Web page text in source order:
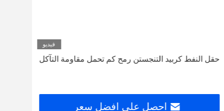
فيديو
حقل النفط كربيد التنجستن رمح كم تحمل مقاومة التآكل
احصل على افضل سعر